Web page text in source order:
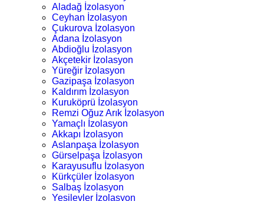
Aladağ İzolasyon
Ceyhan İzolasyon
Çukurova İzolasyon
Adana İzolasyon
Abdioğlu İzolasyon
Akçetekir İzolasyon
Yüreğir İzolasyon
Gazipaşa İzolasyon
Kaldırım İzolasyon
Kuruköprü İzolasyon
Remzi Oğuz Arık İzolasyon
Yamaçlı İzolasyon
Akkapı İzolasyon
Aslanpaşa İzolasyon
Gürselpaşa İzolasyon
Karayusuflu İzolasyon
Kürkçüler İzolasyon
Salbaş İzolasyon
Yeşilevler İzolasyon